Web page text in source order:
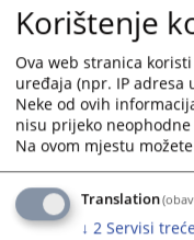
Korištenje
Ova web stranica
uređaja (npr. IP adresa
Neke od ovih
nisu prijeko
Na ovom mjestu
Translation
↓ 2 Servisi